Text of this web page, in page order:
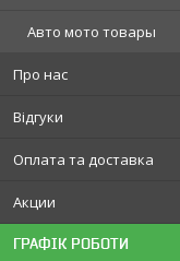
Авто мото товары
Про нас
Відгуки
Оплата та доставка
Акции
ГРАФІК РОБОТИ